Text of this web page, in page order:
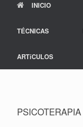
INICIO
TÉCNICAS
ARTíCULOS
PSICOTERAPIA